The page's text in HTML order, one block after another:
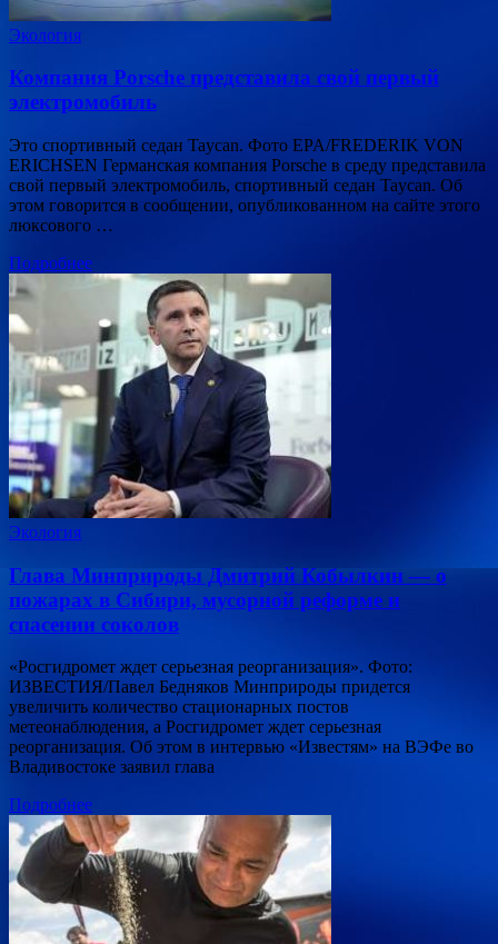
Экология
Компания Porsche представила свой первый
электромобиль
Это спортивный седан Taycan. Фото EPA/FREDERIK VON
ERICHSEN Германская компания Porsche в среду представила
свой первый электромобиль, спортивный седан Taycan. Об
этом говорится в сообщении, опубликованном на сайте этого
люксового …
Подробнее
Экология
Глава Минприроды Дмитрий Кобылкин — о
пожарах в Сибири, мусорной реформе и
спасении соколов
«Росгидромет ждет серьезная реорганизация». Фото:
ИЗВЕСТИЯ/Павел Бедняков Минприроды придется
увеличить количество стационарных постов
метеонаблюдения, а Росгидромет ждет серьезная
реорганизация. Об этом в интервью «Известям» на ВЭФе во
Владивостоке заявил глава
Подробнее